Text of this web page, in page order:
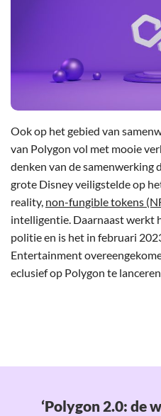
Ook op het gebied van
van Polygon vol met mooie
denken van de samenwerking
grote Disney veiligstelde op
reality, non-fungible tokens
intelligentie. Daarnaast werkt
politie en is het in februari
Entertainment
eclusief op Polygon te
‘Polygon 2.0: de